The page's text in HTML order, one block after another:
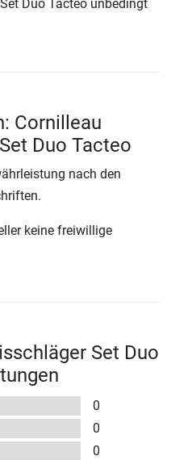
Duo Tacteo unbedingt
Cornilleau
Duo Tacteo
nach den
keine freiwillige
Set Duo
0
0
0